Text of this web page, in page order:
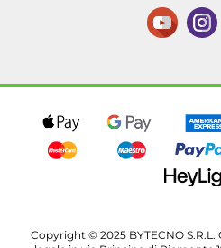
Copyright © 2025 BYTECNO S.R.L.